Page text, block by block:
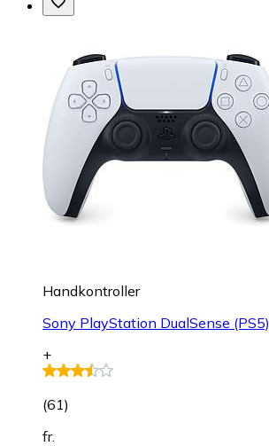
Handkontroller
Sony PlayStation DualSense (PS5)
+
(61)
fr.